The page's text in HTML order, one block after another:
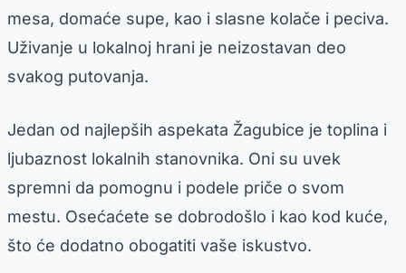
mesa, domaće supe, kao i slasne kolače i peciva.
Uživanje u lokalnoj hrani je neizostavan deo
svakog putovanja.
Jedan od najlepših aspekata Žagubice je toplina i
ljubaznost lokalnih stanovnika. Oni su uvek
spremni da pomognu i podele priče o svom
mestu. Osećaćete se dobrodošlo i kao kod kuće,
što će dodatno obogatiti vaše iskustvo.